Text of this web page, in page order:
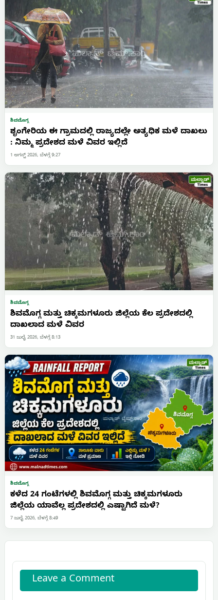
ಶಿವಮೊಗ್ಗ
ಶೃಂಗೇರಿಯ ಈ ಗ್ರಾಮದಲ್ಲಿ ರಾಜ್ಯದಲ್ಲೇ ಅತ್ಯಧಿಕ ಮಳೆ ದಾಖಲು
: ನಿಮ್ಮ ಪ್ರದೇಶದ ಮಳೆ ವಿವರ ಇಲ್ಲಿದೆ
1 ಆಗಸ್ಟ್ 2026, ಬೆಳಗ್ಗೆ 9:27
ಶಿವಮೊಗ್ಗ
ಶಿವಮೊಗ್ಗ ಮತ್ತು ಚಿಕ್ಕಮಗಳೂರು ಜಿಲ್ಲೆಯ ಕೆಲ ಪ್ರದೇಶದಲ್ಲಿ
ದಾಖಲಾದ ಮಳೆ ವಿವರ
31 ಜುಲೈ 2026, ಬೆಳಗ್ಗೆ 8:13
ಶಿವಮೊಗ್ಗ
ಕಳೆದ 24 ಗಂಟೆಗಳಲ್ಲಿ ಶಿವಮೊಗ್ಗ ಮತ್ತು ಚಿಕ್ಕಮಗಳೂರು
ಜಿಲ್ಲೆಯ ಯಾವೆಲ್ಲ ಪ್ರದೇಶದಲ್ಲಿ ಎಷ್ಟಾಗಿದೆ ಮಳೆ?
7 ಜುಲೈ 2026, ಬೆಳಗ್ಗೆ 8:49
Leave a Comment